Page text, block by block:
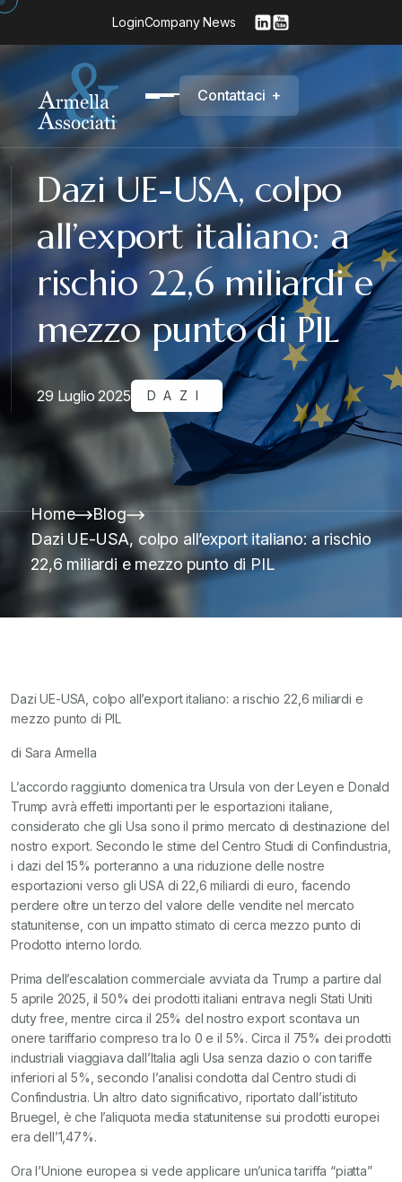
LoginCompany News
Contattaci +
Dazi UE-USA, colpo
all’export italiano: a
rischio 22,6 miliardi e
mezzo punto di PIL
29 Luglio 2025 DAZI
Home
Blog
Dazi UE-USA, colpo all’export italiano: a rischio
22,6 miliardi e mezzo punto di PIL
Dazi UE-USA, colpo all’export italiano: a rischio 22,6 miliardi e
mezzo punto di PIL
di Sara Armella
L’accordo raggiunto domenica tra Ursula von der Leyen e Donald
Trump avrà effetti importanti per le esportazioni italiane,
considerato che gli Usa sono il primo mercato di destinazione del
nostro export. Secondo le stime del Centro Studi di Confindustria,
i dazi del 15% porteranno a una riduzione delle nostre
esportazioni verso gli USA di 22,6 miliardi di euro, facendo
perdere oltre un terzo del valore delle vendite nel mercato
statunitense, con un impatto stimato di cerca mezzo punto di
Prodotto interno lordo.
Prima dell’escalation commerciale avviata da Trump a partire dal
5 aprile 2025, il 50% dei prodotti italiani entrava negli Stati Uniti
duty free, mentre circa il 25% del nostro export scontava un
onere tariffario compreso tra lo 0 e il 5%. Circa il 75% dei prodotti
industriali viaggiava dall’Italia agli Usa senza dazio o con tariffe
inferiori al 5%, secondo l’analisi condotta dal Centro studi di
Confindustria. Un altro dato significativo, riportato dall’istituto
Bruegel, è che l’aliquota media statunitense sui prodotti europei
era dell’1,47%.
Ora l’Unione europea si vede applicare un’unica tariffa “piatta”